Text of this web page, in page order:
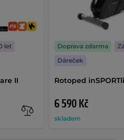
II
let
Rotoped
6 590 Kč
skladem
Doprava zdarma
Dáreček